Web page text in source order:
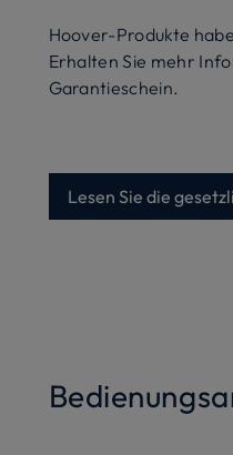
Hoover-Produkte
Erhalten Sie mehr
Garantieschein.
Lesen Sie die